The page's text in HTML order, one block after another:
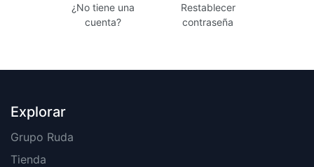
¿No tiene una
cuenta?
Restablecer
contraseña
Explorar
Grupo Ruda
Tienda